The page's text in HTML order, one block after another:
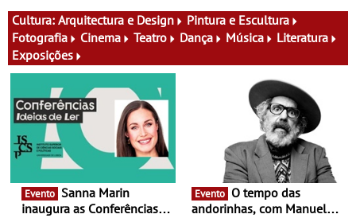
atividades para toda a
família e muito mais
Cultura: Arquitectura e Design
Pintura e Escultura
Fotografia
Cinema Teatro Dança Música
Literatura
Exposições
Evento
inaugura as Conferências
Evento
andorinhas, com Manuel